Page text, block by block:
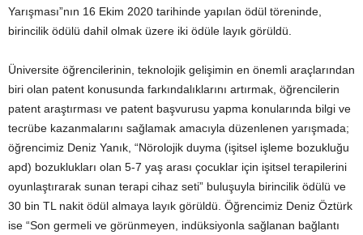
Yarışması”nın 16 Ekim 2020 tarihinde yapılan ödül töreninde,
birincilik ödülü dahil olmak üzere iki ödüle layık görüldü.
Üniversite öğrencilerinin, teknolojik gelişimin en önemli araçlarından
biri olan patent konusunda farkındalıklarını artırmak, öğrencilerin
patent araştırması ve patent başvurusu yapma konularında bilgi ve
tecrübe kazanmalarını sağlamak amacıyla düzenlenen yarışmada;
öğrencimiz Deniz Yanık, “Nörolojik duyma (işitsel işleme bozukluğu
apd) bozuklukları olan 5-7 yaş arası çocuklar için işitsel terapilerini
oyunlaştırarak sunan terapi cihaz seti” buluşuyla birincilik ödülü ve
30 bin TL nakit ödül almaya layık görüldü. Öğrencimiz Deniz Öztürk
ise “Son germeli ve görünmeyen, indüksiyonla sağlanan bağlantı